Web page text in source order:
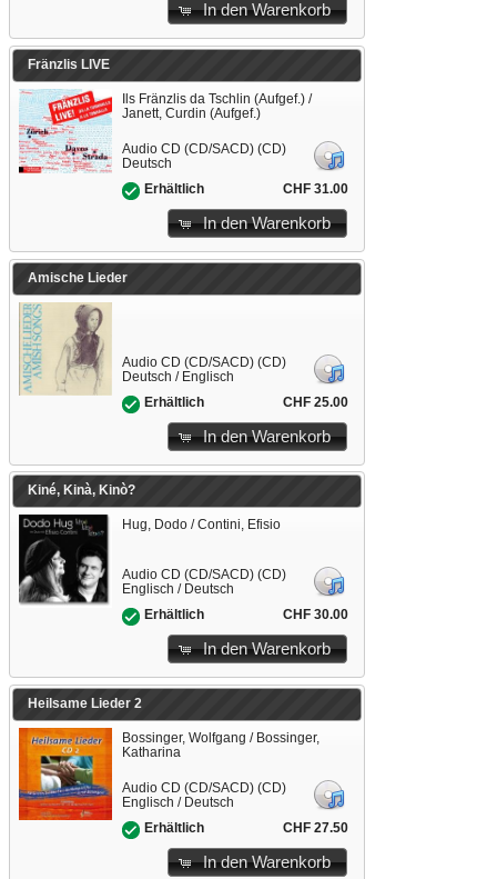
In den Warenkorb
Fränzlis LIVE
Ils Fränzlis da Tschlin (Aufgef.) /
Janett, Curdin (Aufgef.)
Audio CD (CD/SACD) (CD)
Deutsch
Erhältlich
CHF 31.00
In den Warenkorb
Amische Lieder
Audio CD (CD/SACD) (CD)
Deutsch / Englisch
Erhältlich
CHF 25.00
In den Warenkorb
Kiné, Kinà, Kinò?
Hug, Dodo / Contini, Efisio
Audio CD (CD/SACD) (CD)
Englisch / Deutsch
Erhältlich
CHF 30.00
In den Warenkorb
Heilsame Lieder 2
Bossinger, Wolfgang / Bossinger,
Katharina
Audio CD (CD/SACD) (CD)
Englisch / Deutsch
Erhältlich
CHF 27.50
In den Warenkorb